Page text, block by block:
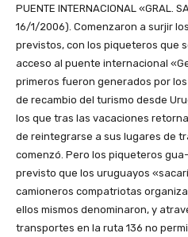
PUENTE INTERNACIONAL «GRAL.
16/1/2006). Comenzaron a surjir
previstos, con los piqueteros que
acceso al puente internacional
primeros fueron generados por
de recambio del turismo desde
los que tras las vacaciones
de reintegrarse a sus lugares de
comenzó. Pero los piqueteros
previsto que los uruguayos
camioneros compatriotas
ellos mismos denominaron, y
transportes en la ruta 136 no